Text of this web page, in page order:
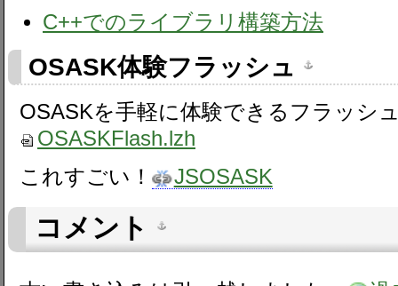
C++でのライブラリ構築方法
OSASK体験フラッシュ
OSASKを手軽に体験できるフラッシ
OSASKFlash.lzh
これすごい！
JSOSASK
コメント